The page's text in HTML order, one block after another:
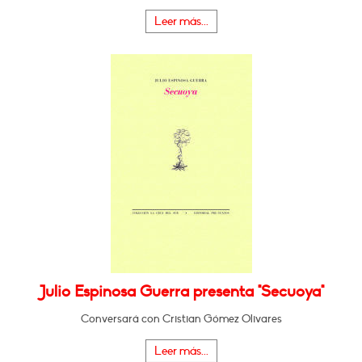
Leer más...
Julio Espinosa Guerra presenta "Secuoya"
Conversará con Cristian Gómez Olivares
Leer más...